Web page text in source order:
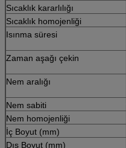
Sıcaklık kararlılığı
Sıcaklık homojenliği
Isınma süresi
Zaman aşağı çekin
Nem aralığı
Nem sabiti
Nem homojenliği
İç Boyut (mm)
Dış Boyut (mm)